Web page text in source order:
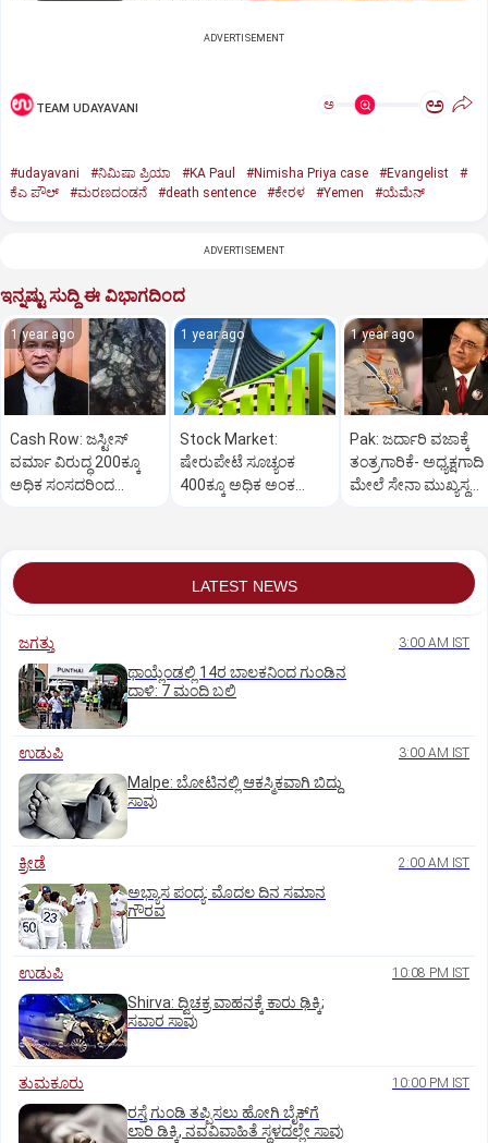
ADVERTISEMENT
TEAM UDAYAVANI ಅ ಅ
#udayavani #ನಿಮಿಷಾ ಪ್ರಿಯಾ #KA Paul #Nimisha Priya case #Evangelist
#
ಕೆಎ ಪೌಲ್
#ಮರಣದಂಡನೆ #death sentence #ಕೇರಳ #Yemen #ಯೆಮೆನ್‌
ADVERTISEMENT
ಇನ್ನಷ್ಟು ಸುದ್ದಿ ಈ ವಿಭಾಗದಿಂದ
1 year ago
Cash Row: ಜಸ್ಟೀಸ್‌
ವರ್ಮಾ ವಿರುದ್ಧ 200ಕ್ಕೂ
ಅಧಿಕ ಸಂಸದರಿಂದ
1 year ago
Stock Market:
ಷೇರುಪೇಟೆ ಸೂಚ್ಯಂಕ
400ಕ್ಕೂ ಅಧಿಕ ಅಂಕ
1 year ago
Pak: ಜರ್ದಾರಿ ವಜಾಕ್ಕೆ
ತಂತ್ರಗಾರಿಕೆ- ಅಧ್ಯಕ್ಷಗಾದಿ
ಮೇಲೆ ಸೇನಾ ಮುಖ್ಯಸ್ಥ
LATEST NEWS
ಜಗತ್ತು 3:00 AM IST
ಥಾಯ್ಲೆಂಡಲ್ಲಿ 14ರ ಬಾಲಕನಿಂದ ಗುಂಡಿನ
ದಾಳಿ: 7 ಮಂದಿ ಬಲಿ
ಉಡುಪಿ 3:00 AM IST
Malpe: ಬೋಟಿನಲ್ಲಿ ಆಕಸ್ಮಿಕವಾಗಿ ಬಿದ್ದು
ಸಾವು
ಕ್ರೀಡೆ 2:00 AM IST
ಅಭ್ಯಾಸ ಪಂದ್ಯ: ಮೊದಲ ದಿನ ಸಮಾನ
ಗೌರವ
ಉಡುಪಿ 10:08 PM IST
Shirva: ದ್ವಿಚಕ್ರ ವಾಹನಕ್ಕೆ ಕಾರು ಢಿಕ್ಕಿ;
ಸವಾರ ಸಾವು
ತುಮಕೂರು 10:00 PM IST
ರಸ್ತೆ ಗುಂಡಿ ತಪ್ಪಿಸಲು ಹೋಗಿ ಬೈಕ್‌ಗೆ
ಲಾರಿ ಡಿಕ್ಕಿ, ನವವಿವಾಹಿತೆ ಸ್ಥಳದಲ್ಲೇ ಸಾವು